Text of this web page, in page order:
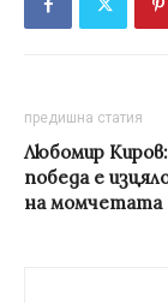
предишна статия
Любомир
победа е
на момчетата